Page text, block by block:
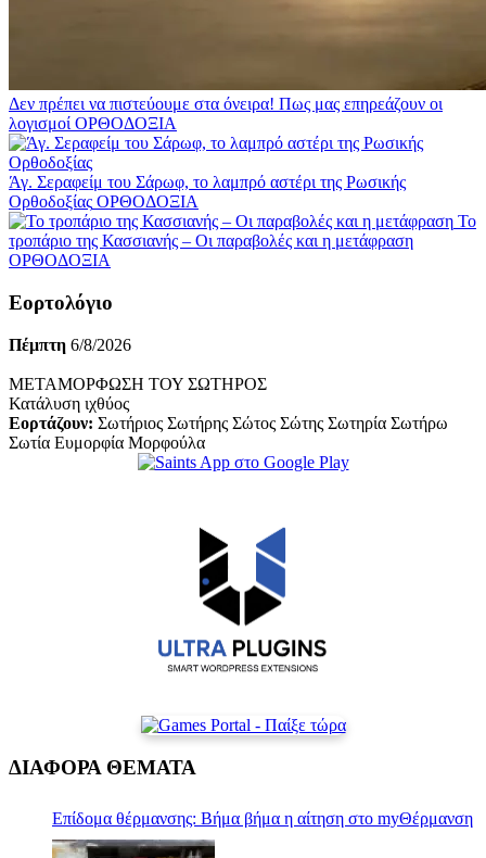
Δεν πρέπει να πιστεύουμε στα όνειρα! Πως μας επηρεάζουν οι
λογισμοί ΟΡΘΟΔΟΞΙΑ
Άγ. Σεραφείμ του Σάρωφ, το λαμπρό αστέρι της Ρωσικής
Ορθοδοξίας ΟΡΘΟΔΟΞΙΑ
Το
τροπάριο της Κασσιανής – Oι παραβολές και η μετάφραση
ΟΡΘΟΔΟΞΙΑ
Εορτολόγιο
Πέμπτη 6/8/2026
ΜΕΤΑΜΟΡΦΩΣΗ ΤΟΥ ΣΩΤΗΡΟΣ
Κατάλυση ιχθύος
Εορτάζουν: Σωτήριος Σωτήρης Σώτος Σώτης Σωτηρία Σωτήρω
Σωτία Ευμορφία Μορφούλα
ΔΙΑΦΟΡΑ ΘΕΜΑΤΑ
Επίδομα θέρμανσης: Βήμα βήμα η αίτηση στο myΘέρμανση